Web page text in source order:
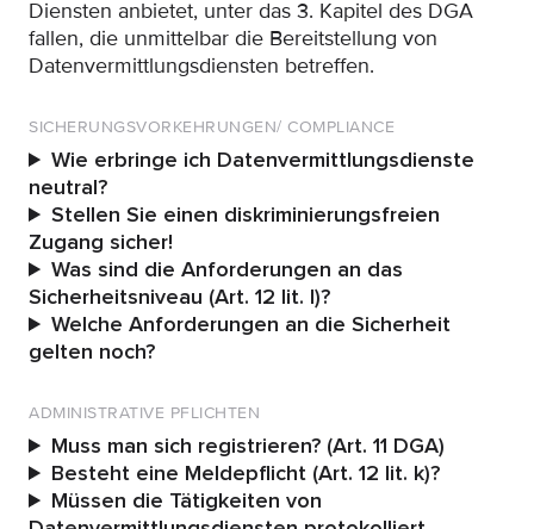
Diensten anbietet, unter das 3. Kapitel des DGA
fallen, die unmittelbar die Bereitstellung von
Datenvermittlungsdiensten betreffen.
SICHERUNGSVORKEHRUNGEN/ COMPLIANCE
Wie erbringe ich Datenvermittlungsdienste
neutral?
Stellen Sie einen diskriminierungsfreien
Zugang sicher!
Was sind die Anforderungen an das
Sicherheitsniveau (Art. 12 lit. l)?
Welche Anforderungen an die Sicherheit
gelten noch?
ADMINISTRATIVE PFLICHTEN
Muss man sich registrieren? (Art. 11 DGA)
Besteht eine Meldepflicht (Art. 12 lit. k)?
Müssen die Tätigkeiten von